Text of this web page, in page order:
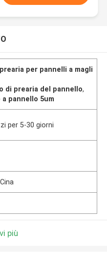
per pannelli a magli
di prearia del pannello,
pannello 5um
per 5-30 giorni
più